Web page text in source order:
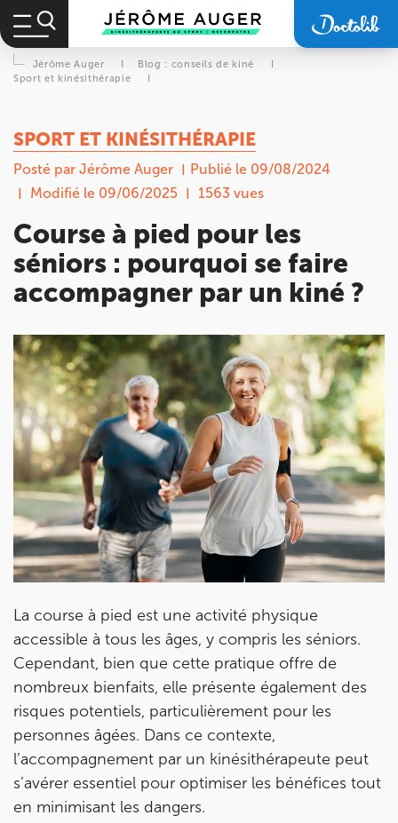
Jérôme Auger I Blog : conseils de kiné
I
Sport et kinésithérapie
I
SPORT ET KINÉSITHÉRAPIE
Posté par Jérôme Auger
Publié le 09/08/2024
Modifié le 09/06/2025
1563 vues
Course à pied pour les
séniors : pourquoi se faire
accompagner par un kiné ?
La course à pied est une activité physique
accessible à tous les âges, y compris les séniors.
Cependant, bien que cette pratique offre de
nombreux bienfaits, elle présente également des
risques potentiels, particulièrement pour les
personnes âgées. Dans ce contexte,
l’accompagnement par un kinésithérapeute peut
s’avérer essentiel pour optimiser les bénéfices tout
en minimisant les dangers.
Prendre rendez-vous
de Jérôme Auger
Bénéficiez de l’ expertise de Jérôme Auger
en
prenant rendez-vous avec ses équipesdans votre
cabinet IK – Institut Kinésithérapiele plus proche
de chez vous ou chez KOSS
, votre allié sport du
quotidien.